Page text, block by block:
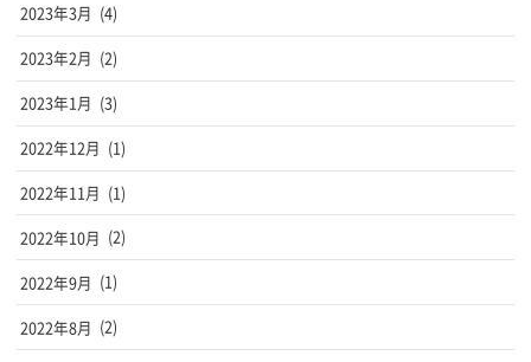
2023年3月 (4)
2023年2月 (2)
2023年1月 (3)
2022年12月 (1)
2022年11月 (1)
2022年10月 (2)
2022年9月 (1)
2022年8月 (2)